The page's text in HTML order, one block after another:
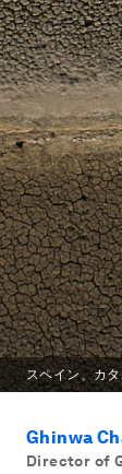
スペイン、カ
Ghinwa
Director of